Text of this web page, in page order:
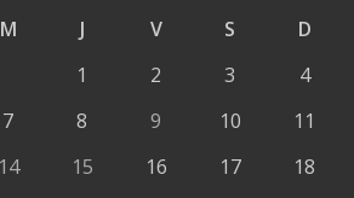
M J V S
D
1
2 3
4
7 8 9 10
11
14 15 16 17
18